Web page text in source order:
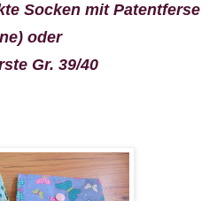
Socken mit Patentferse
oder
Gr. 39/40